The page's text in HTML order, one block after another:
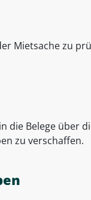
Mietsache zu
die Belege über
zu verschaffen.